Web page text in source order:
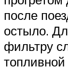
после
остыло.
фильтру